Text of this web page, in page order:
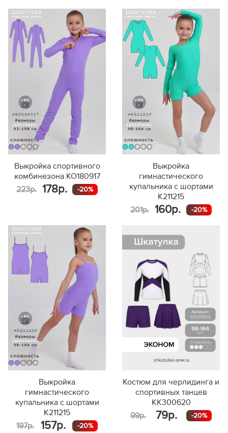
Выкройка спортивного
комбинезона KO180917
223р.
178р. -20%
Выкройка
гимнастического
купальника с шортами
K211215
201р.
160р. -20%
Выкройка
гимнастического
купальника с шортами
K211215
197р.
157р. -20%
Костюм для черлидинга и
спортивных танцев
KK300620
99р.
79р. -20%